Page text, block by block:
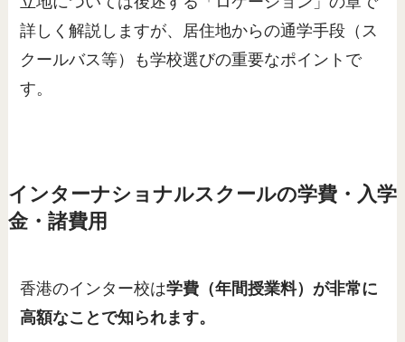
詳しく解説しますが、居住地からの通学手段（ス
クールバス等）も学校選びの重要なポイントで
す。
インターナショナルスクールの学費・入学
金・諸費用
香港のインター校は学費（年間授業料）が非常に
高額なことで知られます。